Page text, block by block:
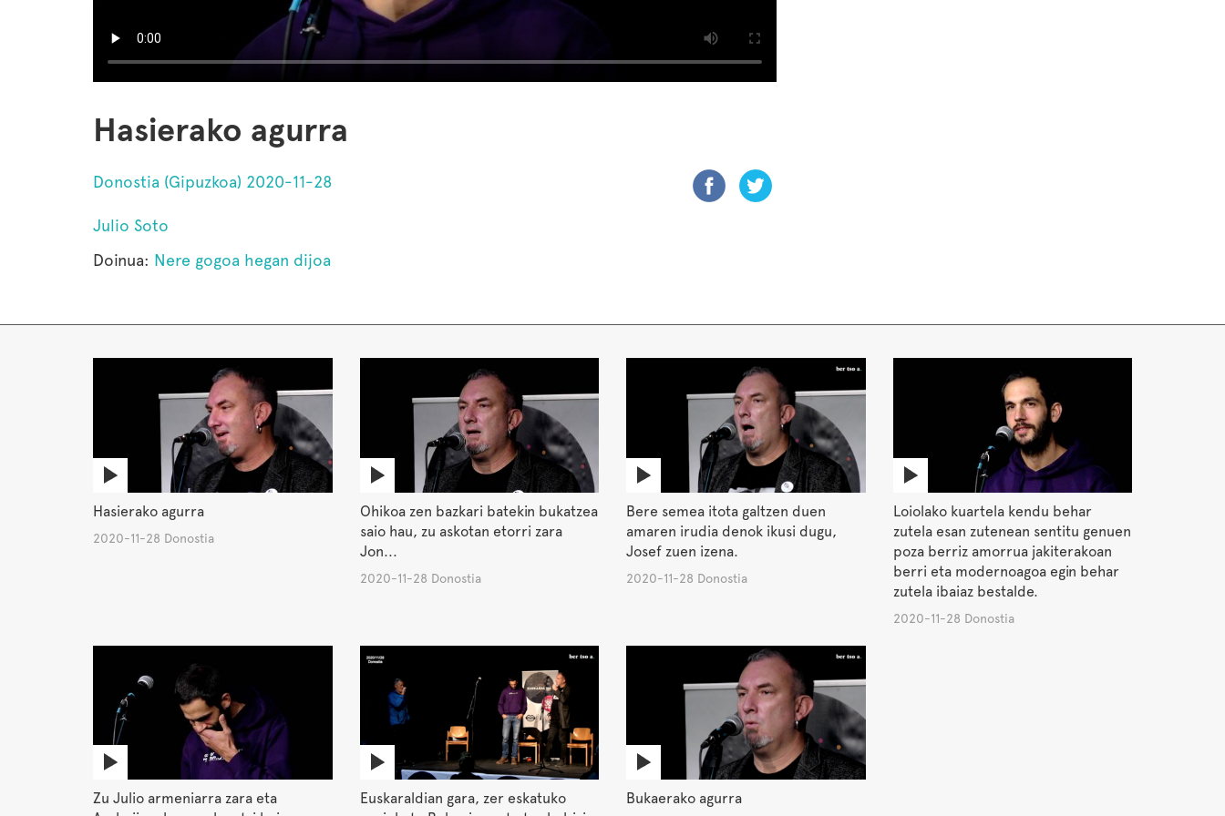
Hasierako agurra
Donostia (Gipuzkoa) 2020-11-28
Julio Soto
Doinua: Nere gogoa hegan dijoa
Hasierako agurra
2020-11-28 Donostia
Ohikoa zen bazkari batekin bukatzea
saio hau, zu askotan etorri zara
Jon...
2020-11-28 Donostia
Bere semea itota galtzen duen
amaren irudia denok ikusi dugu,
Josef zuen izena.
2020-11-28 Donostia
Loiolako kuartela kendu behar
zutela esan zutenean sentitu genuen
poza berriz amorrua jakiterakoan
berri eta modernoagoa egin behar
zutela ibaiaz bestalde.
2020-11-28 Donostia
Zu Julio armeniarra zara eta
Euskaraldian gara, zer eskatuko
Bukaerako agurra